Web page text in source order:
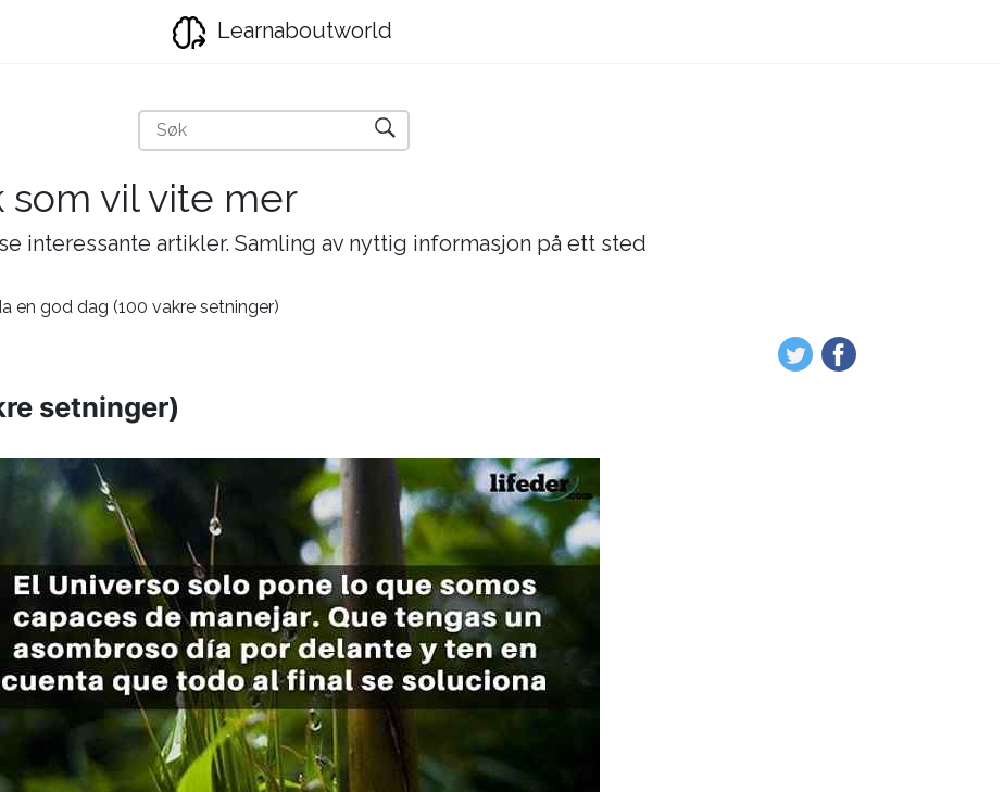
Learnaboutworld
vil vite mer
interessante artikler. Samling av nyttig informasjon på ett sted
en god dag (100 vakre setninger)
setninger)